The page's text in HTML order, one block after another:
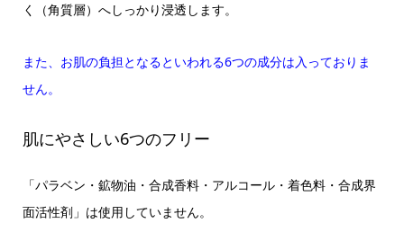
く（角質層）へしっかり浸透します。
また、お肌の負担となるといわれる6つの成分は入っておりま
せん。​
肌にやさしい6つのフリー
「パラベン・鉱物油・合成香料・アルコール・着色料・合成界
面活性剤」は使用していません。